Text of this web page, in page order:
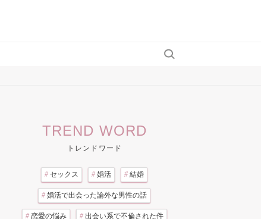
TREND WORD
トレンドワード
# セックス # 婚活 # 結婚
# 婚活で出会った論外な男性の話
# 恋愛の悩み # 出会い系で不倫された件